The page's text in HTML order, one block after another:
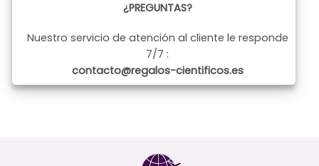
¿PREGUNTAS?
Nuestro servicio de atención al cliente le responde
7/7 :
contacto@regalos-cientificos.es